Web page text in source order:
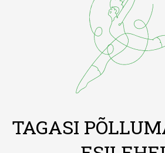
TAGASI